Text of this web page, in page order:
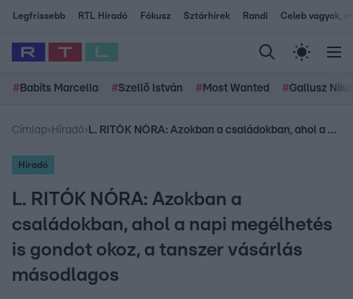
Legfrissebb RTL Híradó Fókusz Sztárhírek Randi Celeb vagyok,
# Babits Marcella #Szellő István # Most Wanted #Gallusz
Címlap› Híradó› L. RITÓK NÓRA: Azokban a családokban, ahol a napi megélhetés is gondot okoz, a tanszer vásárlás másodlagos
Híradó
L. RITÓK NÓRA: Azokban a
családokban, ahol a napi megélhetés
is gondot okoz, a tanszer vásárlás
másodlagos